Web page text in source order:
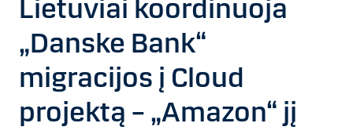
Lietuviai koordinuoja
„Danske Bank“
migracijos į Cloud
projektą – „Amazon“ jį